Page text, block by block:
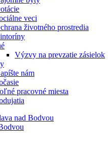
veci
životného prostredia
Výzvy na prevzatie zásielok
nám
pracovné miesta